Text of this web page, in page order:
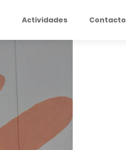
Actividades Contacto